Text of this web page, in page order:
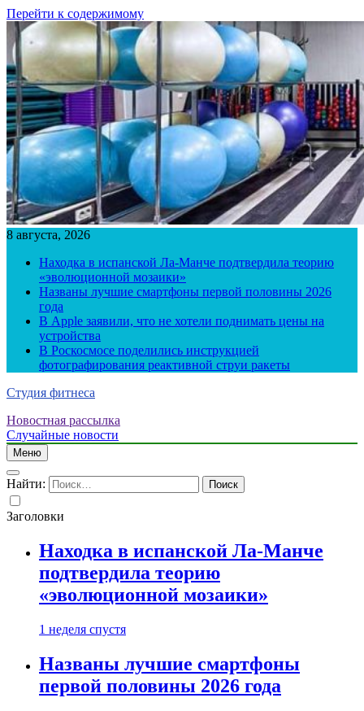
Перейти к содержимому
8 августа, 2026
Находка в испанской Ла-Манче подтвердила теорию
«эволюционной мозаики»
Названы лучшие смартфоны первой половины 2026
года
В Apple заявили, что не хотели поднимать цены на
устройства
В Роскосмосе поделились инструкцией
фотографирования реактивной струи ракеты
Студия фитнеса
Новостная рассылка
Случайные новости
Меню
Найти:
Заголовки
Находка в испанской Ла-Манче
подтвердила теорию
«эволюционной мозаики»
1 неделя спустя
Названы лучшие смартфоны
первой половины 2026 года